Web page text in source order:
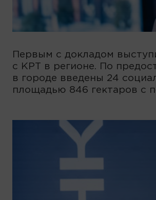
Первым с докладом
с КРТ в регионе. По
в городе введены 24
площадью 846 гектаров с